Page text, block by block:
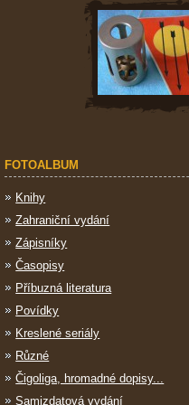
FOTOALBUM
Knihy
Zahraniční vydání
Zápisníky
Časopisy
Příbuzná literatura
Povídky
Kreslené seriály
Různé
Čigoliga, hromadné dopisy...
Samizdatová vydání